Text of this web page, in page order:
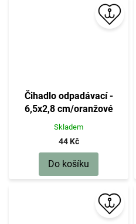
Čihadlo odpadávací -
6,5x2,8 cm/oranžové
Skladem
44 Kč
Do košíku